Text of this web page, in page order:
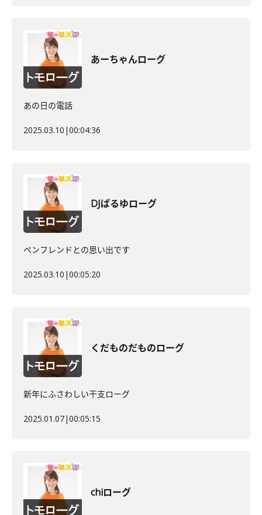
あーちゃんローグ
あの日の電話
2025.03.10 |00:04:36
DJぱるゆローグ
ペンフレンドとの思い出です
2025.03.10 |00:05:20
くだものだものローグ
新年にふさわしい干支ローグ
2025.01.07|00:05:15
chiローグ